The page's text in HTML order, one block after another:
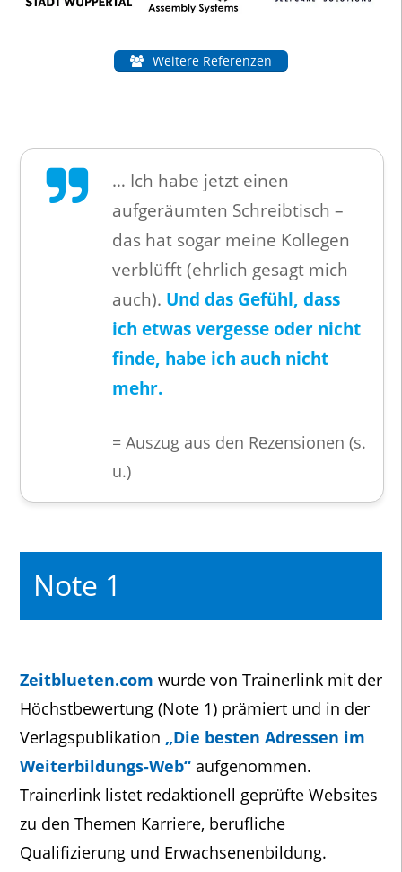
Weitere Referenzen
… Ich habe jetzt einen
aufgeräumten Schreibtisch –
das hat sogar meine Kollegen
verblüfft (ehrlich gesagt mich
auch). Und das Gefühl, dass
ich etwas vergesse oder nicht
finde, habe ich auch nicht
mehr.
= Auszug aus den Rezensionen (s.
u.)
Note 1
Zeitblueten.com wurde von Trainerlink mit der
Höchstbewertung (Note 1) prämiert und in der
Verlagspublikation „Die besten Adressen im
Weiterbildungs-Web“aufgenommen.
Trainerlink listet redaktionell geprüfte Websites
zu den Themen Karriere, berufliche
Qualifizierung und Erwachsenenbildung.